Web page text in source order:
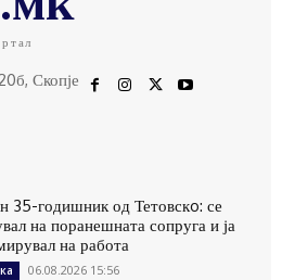
Скопје
35-годишник од Тетовскo: се
на поранешната сопруга и ја
на работа
06.08.2026 15:56